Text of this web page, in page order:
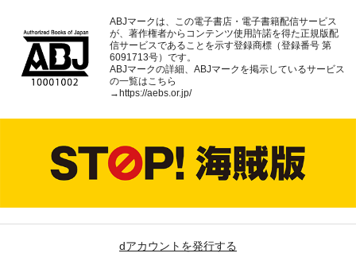
ABJマークは、この電子書店・電子書籍配信サービス
が、著作権者からコンテンツ使用許諾を得た正規版配
信サービスであることを示す登録商標（登録番号 第
6091713号）です。
ABJマークの詳細、ABJマークを掲示しているサービス
の一覧はこちら
→ https://aebs.or.jp/
dアカウントを発行する